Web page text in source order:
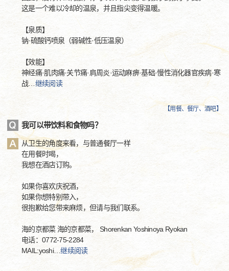
这是一个难以冷却的温泉，并且指尖变得温暖。
【泉质】
钠·硫酸钙喷泉（弱碱性·低压温泉）
【效能】
神经痛·肌肉痛·关节痛·肩周炎·运动麻痹·基础·慢性消化器官疾病·寒
战… 继续阅读
【用餐、餐厅、酒吧】
我可以带饮料和食物吗？
从卫生的角度来看，与普通餐厅一样
在用餐时喝，
我想在酒店订购。
如果你喜欢庆祝酒，
如果你想特别带入，
很抱歉给您带来麻烦，但请与我们联系。
海的京都菜 海的京都菜， Shorenkan Yoshinoya Ryokan
电话：0772-75-2284
MAIL:yoshi…继续阅读